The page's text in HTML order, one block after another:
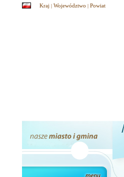
Kraj | Województwo | Powiat